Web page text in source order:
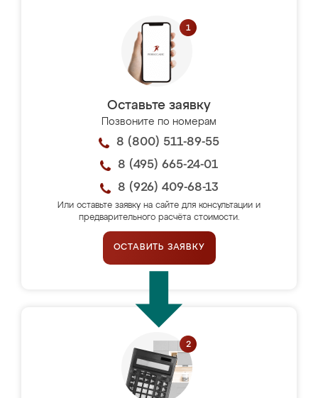
Оставьте заявку
Позвоните по номерам
8 (800) 511-89-55
8 (495) 665-24-01
8 (926) 409-68-13
Или оставьте заявку на сайте для консультации и
предварительного расчёта стоимости.
ОСТАВИТЬ ЗАЯВКУ